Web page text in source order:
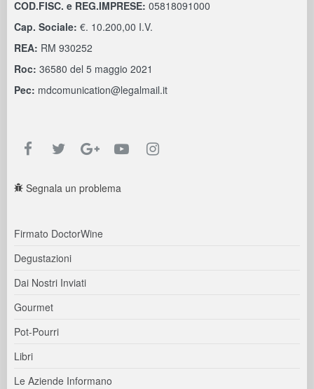
COD.FISC. e REG.IMPRESE: 05818091000
Cap. Sociale: €. 10.200,00 I.V.
REA: RM 930252
Roc: 36580 del 5 maggio 2021
Pec: mdcomunication@legalmail.it
Segnala un problema
Firmato DoctorWine
Degustazioni
Dai Nostri Inviati
Gourmet
Pot-Pourri
Libri
Le Aziende Informano